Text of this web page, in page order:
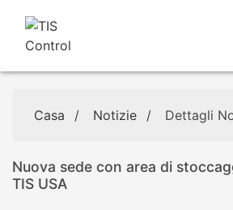
Casa / Notizie / Dettagli
Nuova sede con area di
TIS USA